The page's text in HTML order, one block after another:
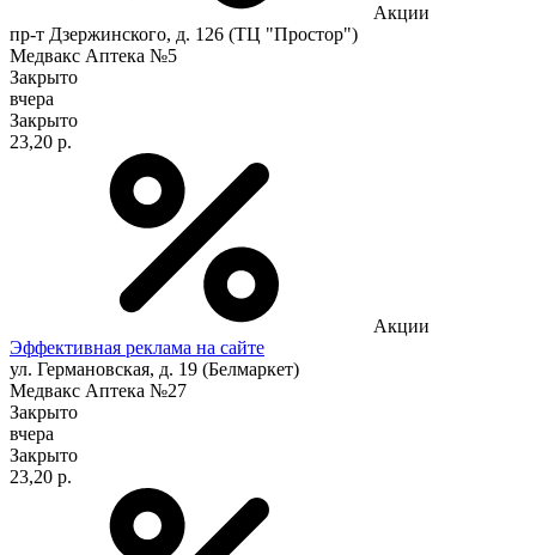
Акции
пр-т Дзержинского, д. 126 (ТЦ "Простор")
Медвакс Аптека №5
Закрыто
вчера
Закрыто
23,20 р.
Акции
Эффективная реклама на сайте
ул. Германовская, д. 19 (Белмаркет)
Медвакс Аптека №27
Закрыто
вчера
Закрыто
23,20 р.